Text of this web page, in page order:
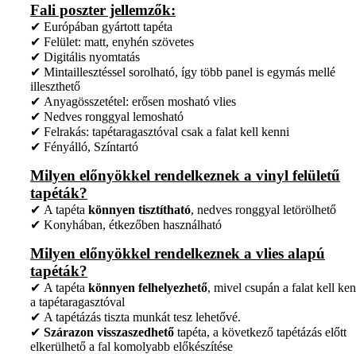
Fali poszter jellemzők:
✔ Európában gyártott tapéta
✔ Felület: matt, enyhén szövetes
✔ Digitális nyomtatás
✔ Mintaillesztéssel sorolható, így több panel is egymás mellé
illeszthető
✔ Anyagösszetétel: erősen mosható vlies
✔ Nedves ronggyal lemosható
✔ Felrakás: tapétaragasztóval csak a falat kell kenni
✔ Fényálló, Színtartó
Milyen előnyökkel rendelkeznek a vinyl felületű
tapéták?
✔ A tapéta könnyen tisztítható, nedves ronggyal letörölhető
✔ Konyhában, étkezőben használható
Milyen előnyökkel rendelkeznek a vlies alapú
tapéták?
✔ A tapéta könnyen felhelyezhető, mivel csupán a falat kell
a tapétaragasztóval
✔ A tapétázás tiszta munkát tesz lehetővé.
✔ Szárazon visszaszedhető tapéta, a következő tapétázás előtt
elkerülhető a fal komolyabb előkészítése